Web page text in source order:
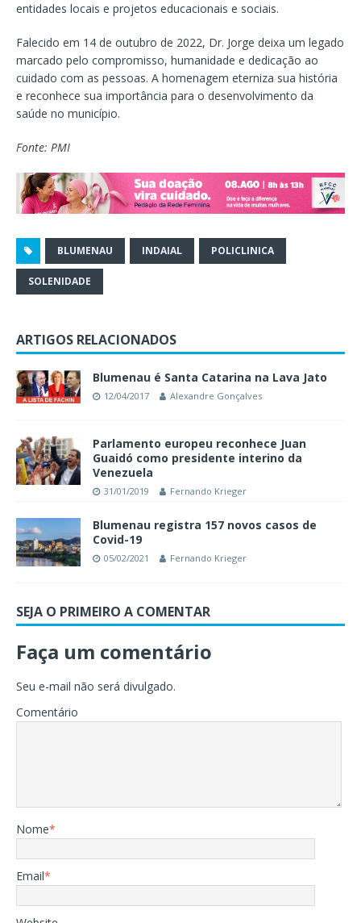
entidades locais e projetos educacionais e sociais.
Falecido em 14 de outubro de 2022, Dr. Jorge deixa um legado
marcado pelo compromisso, humanidade e dedicação ao
cuidado com as pessoas. A homenagem eterniza sua história
e reconhece sua importância para o desenvolvimento da
saúde no município.
Fonte: PMI
BLUMENAU INDAIAL POLICLINICA
SOLENIDADE
ARTIGOS RELACIONADOS
Blumenau é Santa Catarina na Lava Jato
12/04/2017 Alexandre Gonçalves
Parlamento europeu reconhece Juan
Guaidó como presidente interino da
Venezuela
31/01/2019 Fernando Krieger
Blumenau registra 157 novos casos de
Covid-19
05/02/2021 Fernando Krieger
SEJA O PRIMEIRO A COMENTAR
Faça um comentário
Seu e-mail não será divulgado.
Comentário
Nome*
Email*